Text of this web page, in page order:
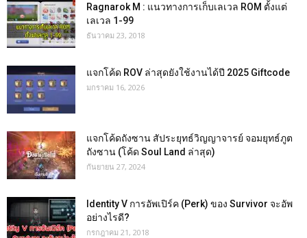
Ragnarok M : แนวทางการเก็บเลเวล ROM ตั้งแต่
เลเวล 1-99
ธันวาคม 23, 2018
แจกโค้ด ROV ล่าสุดยังใช้งานได้ปี 2025 Giftcode
มกราคม 16, 2026
แจกโค้ดถังซาน สัประยุทธ์วิญญาจารย์ จอมยุทธ์ภูต
ถังซาน (โค้ด Soul Land ล่าสุด)
กันยายน 27, 2024
Identity V การอัพเปิร์ค (Perk) ของ Survivor จะอัพ
อย่างไรดี?
กรกฎาคม 21, 2018